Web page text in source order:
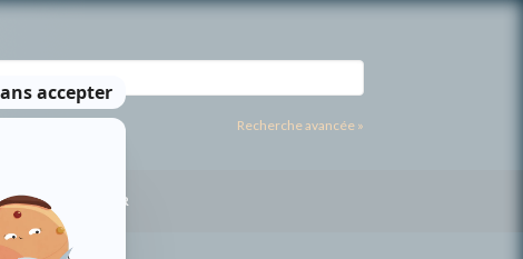
Recherche avancée »
NOUS CONTACTER